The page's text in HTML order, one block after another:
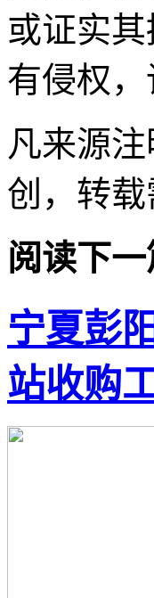
或证实
有侵权
凡来源
创，转载
阅读下
宁夏彭
站收购